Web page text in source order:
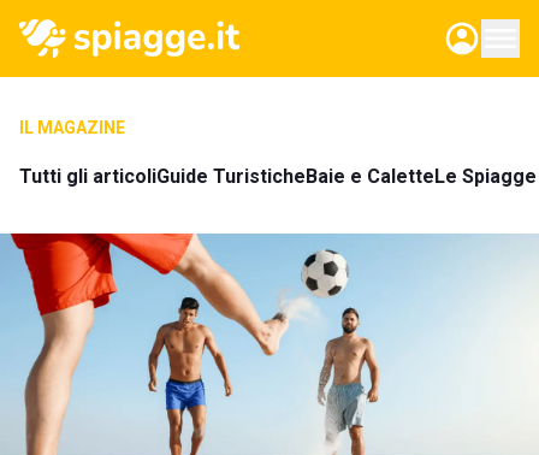
IL MAGAZINE
Tutti gli articoliGuide TuristicheBaie e CaletteLe